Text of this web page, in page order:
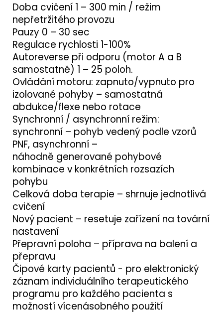
Doba cvičení 1 – 300 min / režim
nepřetržitého provozu
Pauzy 0 – 30 sec
Regulace rychlosti 1-100%
Autoreverse při odporu (motor A a B
samostatně) 1 – 25 poloh.
Ovládání motoru: zapnuto/vypnuto pro
izolované pohyby – samostatná
abdukce/flexe nebo rotace
Synchronní / asynchronní režim:
synchronní – pohyb vedený podle vzorů
PNF, asynchronní –
náhodně generované pohybové
kombinace v konkrétních rozsazích
pohybu
Celková doba terapie – shrnuje jednotlivá
cvičení
Nový pacient – ​​resetuje zařízení na tovární
nastavení
Přepravní poloha – příprava na balení a
přepravu
Čipové karty pacientů - pro elektronický
záznam individuálního terapeutického
programu pro každého pacienta s
možností vícenásobného použití